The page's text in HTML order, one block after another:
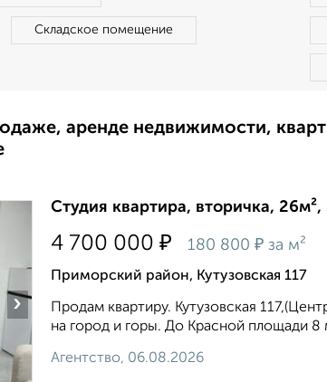
Складское помещение
аренде недвижимости,
›
Студия квартира, вторичка,
4 700 000 ₽ 180 800 ₽ за м²
Приморский район, Кутузовская 117
Продам квартиру. Кутузовская
на город и горы. До Красной площади 8
Агентство, 06.08.2026